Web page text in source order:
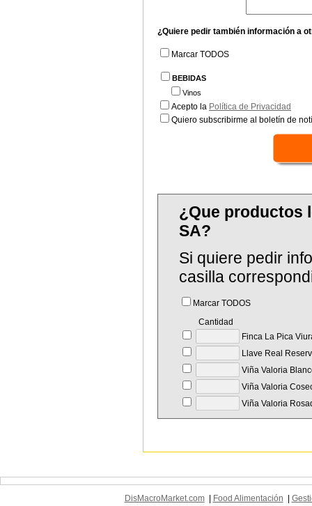
¿Quiere pedir también información a
Marcar TODOS
BEBIDAS
Vinos
Acepto la Política de Privacidad
Quiero subscribirme al boletín de
¿Que productos
SA?
Si quiere pedir
casilla
Marcar TODOS
Cantidad
Finca La Pica
Llave Real
Viña Valoria
Viña Valoria
Viña Valoria
DisMacroMarket.com| Food Alimentación